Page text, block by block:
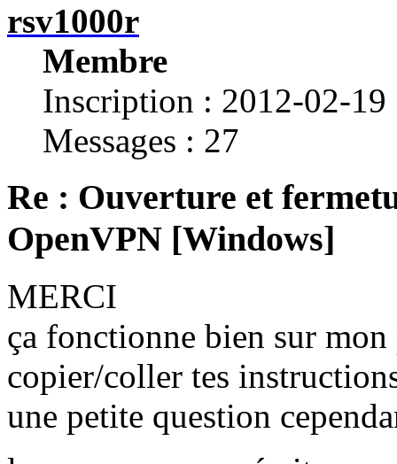
rsv1000r
Membre
Inscription : 2012-02-19
Messages : 27
Re : Ouverture et
OpenVPN [Windows]
MERCI
ça fonctionne bien sur
copier/coller tes
une petite question